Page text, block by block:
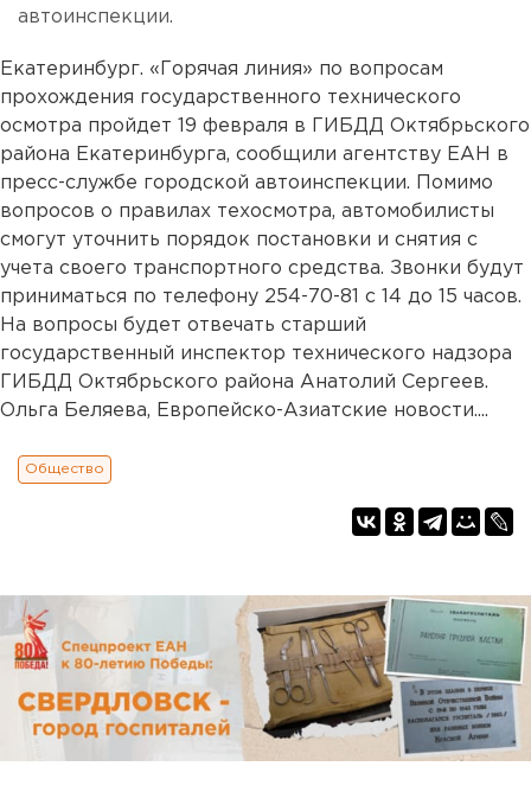
автоинспекции.
Екатеринбург. «Горячая линия» по вопросам
прохождения государственного технического
осмотра пройдет 19 февраля в ГИБДД Октябрьского
района Екатеринбурга, сообщили агентству ЕАН в
пресс-службе городской автоинспекции. Помимо
вопросов о правилах техосмотра, автомобилисты
смогут уточнить порядок постановки и снятия с
учета своего транспортного средства. Звонки будут
приниматься по телефону 254-70-81 с 14 до 15 часов.
На вопросы будет отвечать старший
государственный инспектор технического надзора
ГИБДД Октябрьского района Анатолий Сергеев.
Ольга Беляева, Европейско-Азиатские новости....
Общество